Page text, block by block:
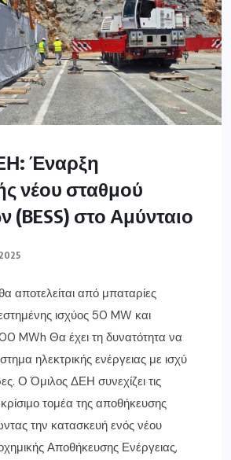
Έναρξη
νέου σταθμού
(BESS) στο Αμύνταιο
αποτελείται από μπαταρίες
ισχύος 50 MW και
MWh Θα έχει τη δυνατότητα να
ηλεκτρικής ενέργειας με ισχύ
Ο Όμιλος ΔΕΗ συνεχίζει τις
τομέα της αποθήκευσης
την κατασκευή ενός νέου
Αποθήκευσης Ενέργειας,